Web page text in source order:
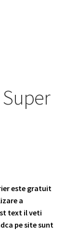
este gratuit
a
text il veti
pe site sunt